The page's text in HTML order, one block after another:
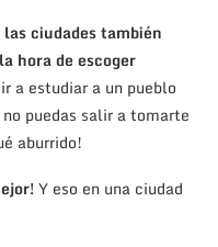
ciudades también
hora de escoger
a estudiar a un pueblo
puedas salir a tomarte
aburrido!
Y eso en una ciudad